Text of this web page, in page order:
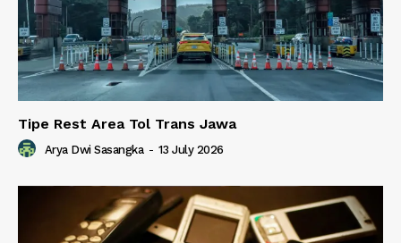
Tipe Rest Area Tol Trans Jawa
Arya Dwi Sasangka - 13 July 2026